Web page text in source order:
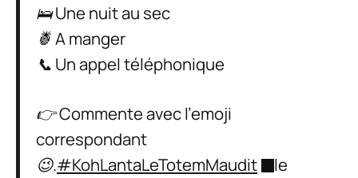
🛌 Une nuit au sec
🍍 A manger
📞 Un appel téléphonique
👉 Commente avec l’emoji
correspondant
😉.#KohLantaLeTotemMaudit
le